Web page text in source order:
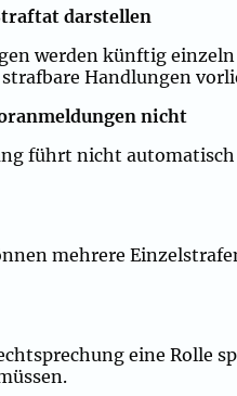
darstellen
werden künftig
Handlungen
nicht
führt nicht
mehrere
eine Rolle